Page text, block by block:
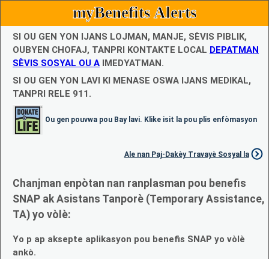
myBenefits Alerts
SI OU GEN YON IJANS LOJMAN, MANJE, SÈVIS PIBLIK,
OUBYEN CHOFAJ, TANPRI KONTAKTE LOCAL DEPATMAN
SÈVIS SOSYAL OU A IMEDYATMAN.
SI OU GEN YON LAVI KI MENASE OSWA IJANS MEDIKAL,
TANPRI RELE 911.
Ou gen pouvwa pou Bay lavi. Klike isit la pou plis enfòmasyon
Ale nan Paj-Dakèy Travayè Sosyal la
Chanjman enpòtan nan ranplasman pou benefis
SNAP ak Asistans Tanporè (Temporary Assistance,
TA) yo vòlè:
Yo p ap aksepte aplikasyon pou benefis SNAP yo vòlè
ankò.